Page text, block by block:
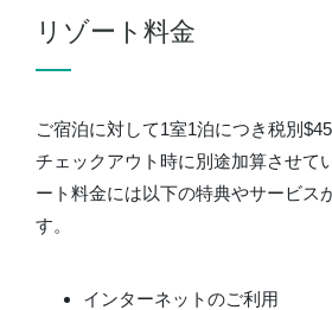
リゾート料金
ご宿泊に対して1室1泊につき税別
チェックアウト時に別途加算させて
ート料金には以下の特典やサービス
す。
インターネットのご利用